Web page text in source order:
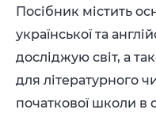
Посібник містить
української та
досліджую світ, а
для літературного
початкової школи в